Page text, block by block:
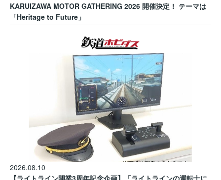
KARUIZAWA MOTOR GATHERING 2026 開催決定！ テーマは
「Heritage to Future」
2026.08.10